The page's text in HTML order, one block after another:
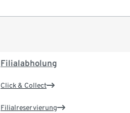
Filialabholung
Click & Collect
Filialreservierung